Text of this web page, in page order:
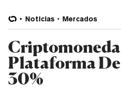
Noticias Mercados
Plataforma
30%